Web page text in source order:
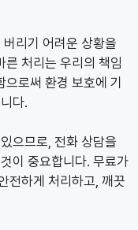
리기 어려운 상황을
처리는 우리의 책임
로써 환경 보호에 기
다.
으므로, 전화 상담을
이 중요합니다. 무료가
전하게 처리하고, 깨끗